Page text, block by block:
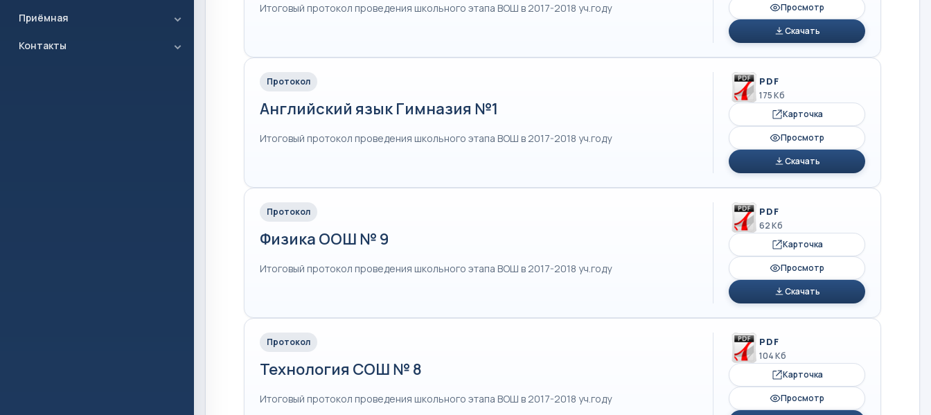
Приёмная
Контакты
Итоговый протокол проведения школьного этапа ВОШ в 2017-2018 уч.году
Просмотр
Скачать
Протокол
Английский язык Гимназия №1
Итоговый протокол проведения школьного этапа ВОШ в 2017-2018 уч.году
PDF
175 Кб
Карточка
Просмотр
Скачать
Протокол
Физика ООШ № 9
Итоговый протокол проведения школьного этапа ВОШ в 2017-2018 уч.году
PDF
62 Кб
Карточка
Просмотр
Скачать
Протокол
Технология СОШ № 8
Итоговый протокол проведения школьного этапа ВОШ в 2017-2018 уч.году
PDF
104 Кб
Карточка
Просмотр